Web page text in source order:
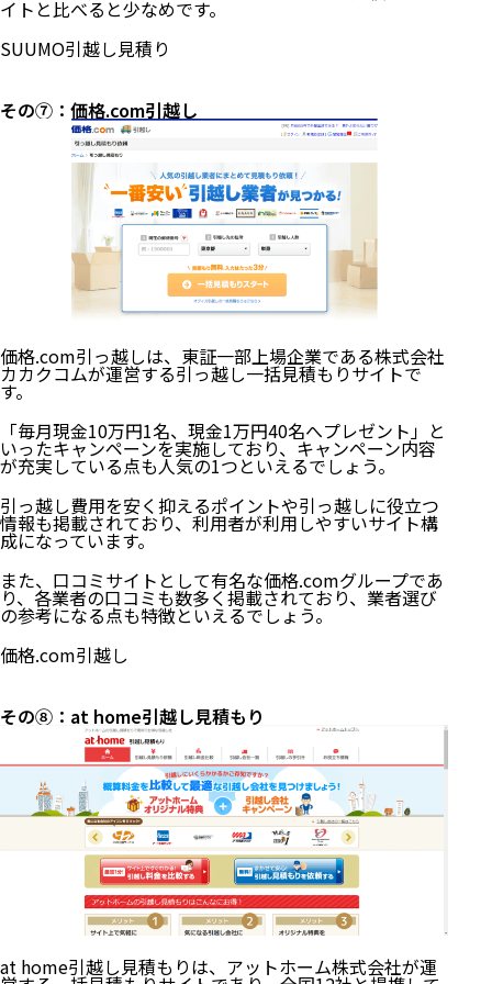
イトと比べると少なめです。
SUUMO引越し見積り
その⑦：価格.com引越し
価格.com引っ越しは、東証一部上場企業である株式会社
カカクコムが運営する引っ越し一括見積もりサイトで
す。
「毎月現金10万円1名、現金1万円40名へプレゼント」と
いったキャンペーンを実施しており、キャンペーン内容
が充実している点も人気の1つといえるでしょう。
引っ越し費用を安く抑えるポイントや引っ越しに役立つ
情報も掲載されており、利用者が利用しやすいサイト構
成になっています。
また、口コミサイトとして有名な価格.comグループであ
り、各業者の口コミも数多く掲載されており、業者選び
の参考になる点も特徴といえるでしょう。
価格.com引越し
その⑧：at home引越し見積もり
at home引越し見積もりは、アットホーム株式会社が運